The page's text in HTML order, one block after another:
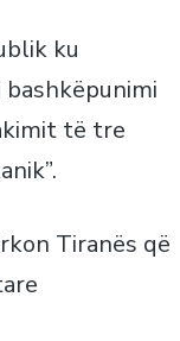
ku
të tre
Tiranës që